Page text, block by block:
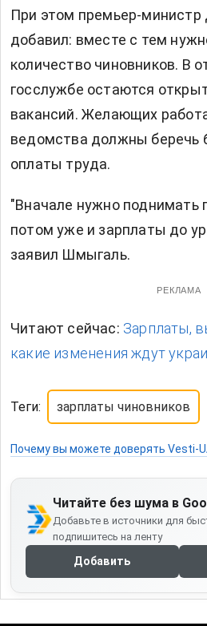
При этом премьер-
добавил: вместе с тем
количество чиновников. В
госслужбе остаются
вакансий. Желающих
ведомства должны беречь
оплаты труда.
"Вначале нужно поднимать
потом уже и зарплаты до
заявил Шмыгаль.
РЕКЛАМА
Читают сейчас: Зарплаты,
какие изменения ждут
Теги: зарплаты чиновников
Почему вы можете доверять Vesti-
Читайте без шума в
Добавьте в источники для
подпишитесь на ленту
Добавить